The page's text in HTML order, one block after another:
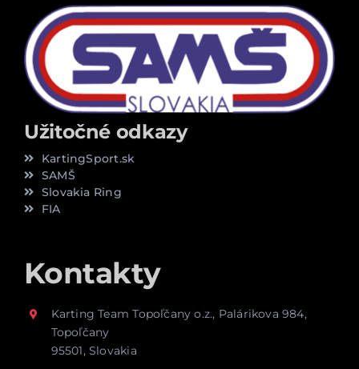
Užitočné odkazy
KartingSport.sk
SAMŠ
Slovakia Ring
FIA
Kontakty
Karting Team Topoľčany o.z., Palárikova 984,
Topoľčany
95501, Slovakia